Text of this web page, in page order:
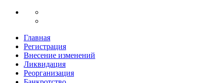
Главная
Регистрация
Внесение изменений
Ликвидация
Реорганизация